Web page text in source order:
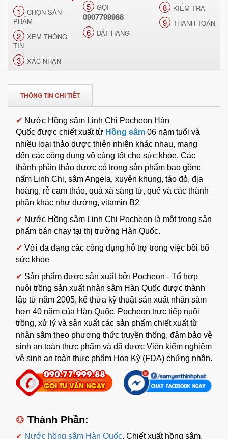
1
CHỌN SẢN
PHẨM
2
XEM THÔNG
TIN
3 XÁC NHẬN
5 GỌI
0907799988
6 ĐẶT HÀNG
8 KIỂM TRA
9 THANH TOÁN
THÔNG TIN CHI TIẾT
✔ Nước Hồng sâm Linh Chi Pocheon Hàn
Quốc được chiết xuất từ Hồng sâm 06 năm tuổi và
nhiều loại thảo dược thiên nhiên khác nhau, mang
đến các công dụng vô cùng tốt cho sức khỏe. Các
thành phần thảo dược có trong sản phẩm bao gồm:
nấm Linh Chi, sâm Angela, xuyên khung, táo đỏ, địa
hoàng, rễ cam thảo, quả xà sàng tử, quế và các thành
phần khác như đường, vitamin B2
✔ Nước Hồng sâm Linh Chi Pocheon là một trong sản
phẩm bán chạy tại thị trường Hàn Quốc.
✔ Với đa dạng các công dụng hỗ trợ trong việc bồi bổ
sức khỏe
✔ Sản phẩm được sản xuất bởi Pocheon - Tổ hợp
nuôi trồng sản xuất nhân sâm Hàn Quốc được thành
lập từ năm 2005, kế thừa kỹ thuật sản xuất nhân sâm
hơn 40 năm của Hàn Quốc. Pocheon trực tiếp nuôi
trồng, xử lý và sản xuất các sản phẩm chiết xuất từ
nhân sâm theo phương thức truyền thống, đảm bảo vệ
sinh an toàn thực phẩm và đã được Viện kiểm nghiệm
vệ sinh an toàn thực phẩm Hoa Kỳ (FDA) chứng nhận.
❂ Thành Phần:
✔ Nước hồng sâm Hàn Quốc, Chiết xuất hồng sâm,